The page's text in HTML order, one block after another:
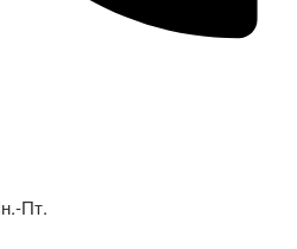
Пт.